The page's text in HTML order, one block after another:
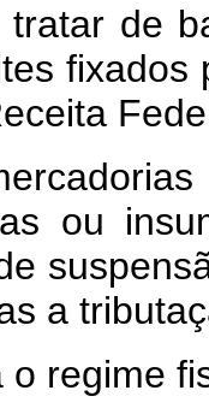
de
ou
a
o regime